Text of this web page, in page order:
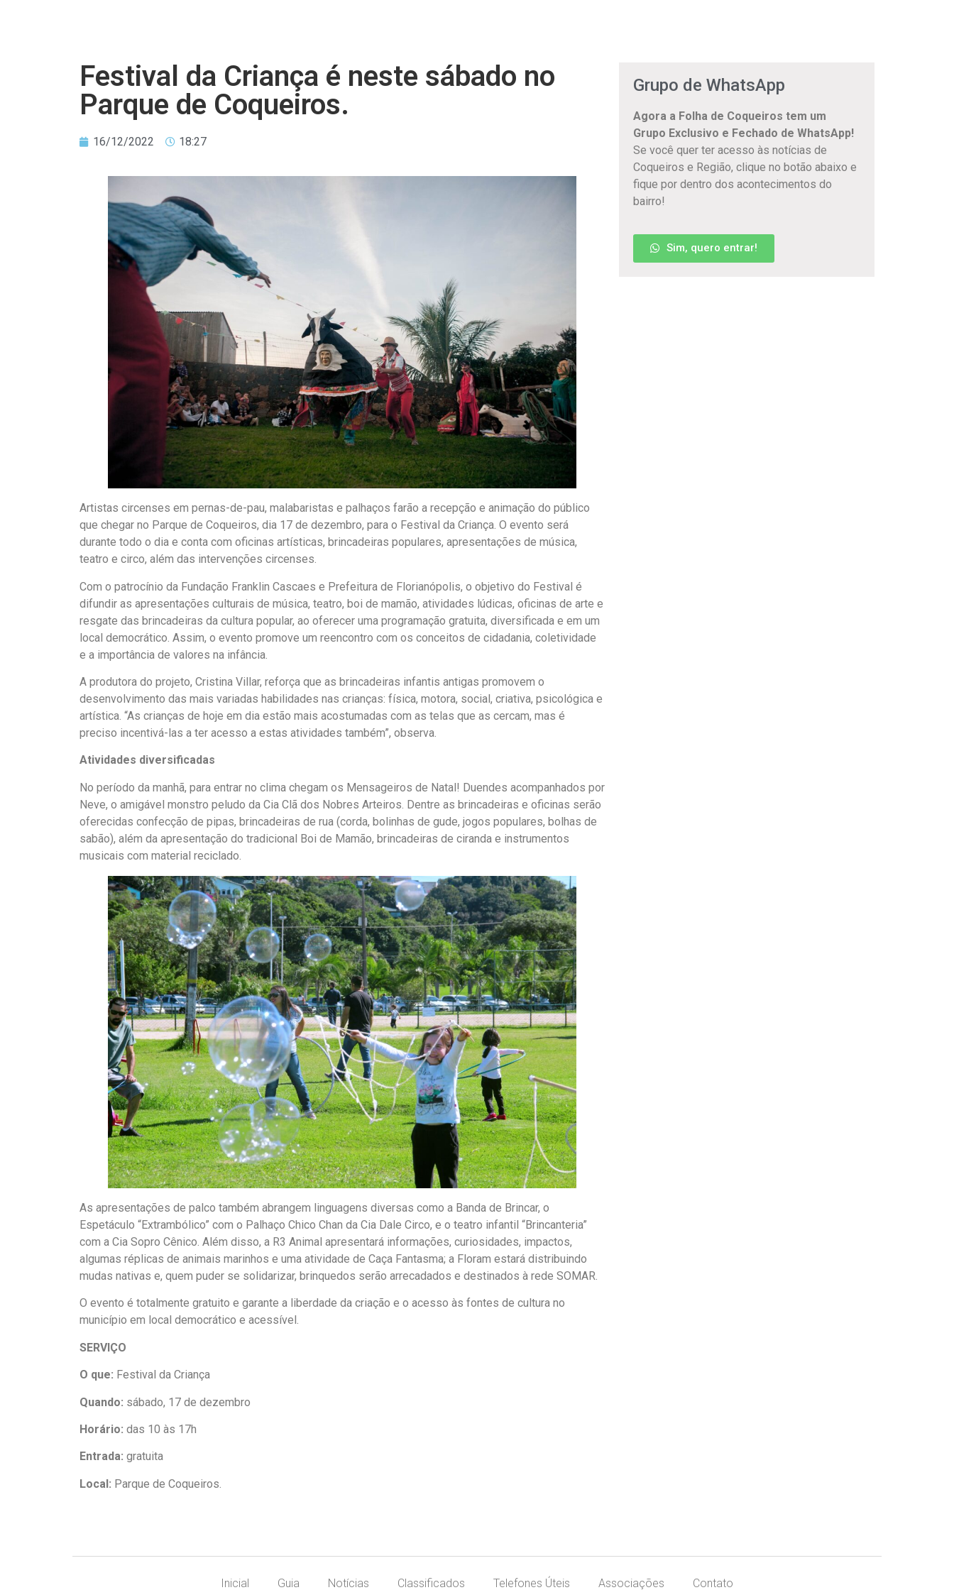
Festival da Criança é neste sábado no
Parque de Coqueiros.
16/12/2022 18:27
Artistas circenses em pernas-de-pau, malabaristas e palhaços farão a recepção e animação do público
que chegar no Parque de Coqueiros, dia 17 de dezembro, para o Festival da Criança. O evento será
durante todo o dia e conta com oficinas artísticas, brincadeiras populares, apresentações de música,
teatro e circo, além das intervenções circenses.
Com o patrocínio da Fundação Franklin Cascaes e Prefeitura de Florianópolis, o objetivo do Festival é
difundir as apresentações culturais de música, teatro, boi de mamão, atividades lúdicas, oficinas de arte e
resgate das brincadeiras da cultura popular, ao oferecer uma programação gratuita, diversificada e em um
local democrático. Assim, o evento promove um reencontro com os conceitos de cidadania, coletividade
e a importância de valores na infância.
A produtora do projeto, Cristina Villar, reforça que as brincadeiras infantis antigas promovem o
desenvolvimento das mais variadas habilidades nas crianças: física, motora, social, criativa, psicológica e
artística. “As crianças de hoje em dia estão mais acostumadas com as telas que as cercam, mas é
preciso incentivá-las a ter acesso a estas atividades também”, observa.
Atividades diversificadas
No período da manhã, para entrar no clima chegam os Mensageiros de Natal! Duendes acompanhados por
Neve, o amigável monstro peludo da Cia Clã dos Nobres Arteiros. Dentre as brincadeiras e oficinas serão
oferecidas confecção de pipas, brincadeiras de rua (corda, bolinhas de gude, jogos populares, bolhas de
sabão), além da apresentação do tradicional Boi de Mamão, brincadeiras de ciranda e instrumentos
musicais com material reciclado.
As apresentações de palco também abrangem linguagens diversas como a Banda de Brincar, o
Espetáculo “Extrambólico” com o Palhaço Chico Chan da Cia Dale Circo, e o teatro infantil “Brincanteria”
com a Cia Sopro Cênico. Além disso, a R3 Animal apresentará informações, curiosidades, impactos,
algumas réplicas de animais marinhos e uma atividade de Caça Fantasma; a Floram estará distribuindo
mudas nativas e, quem puder se solidarizar, brinquedos serão arrecadados e destinados à rede SOMAR.
O evento é totalmente gratuito e garante a liberdade da criação e o acesso às fontes de cultura no
município em local democrático e acessível.
SERVIÇO
O que: Festival da Criança
Quando: sábado, 17 de dezembro
Horário: das 10 às 17h
Entrada: gratuita
Local: Parque de Coqueiros.
Grupo de WhatsApp
Agora a Folha de Coqueiros tem um
Grupo Exclusivo e Fechado de WhatsApp!
Se você quer ter acesso às notícias de
Coqueiros e Região, clique no botão abaixo e
fique por dentro dos acontecimentos do
bairro!
Sim, quero entrar!
Inicial Guia Notícias Classificados Telefones Úteis Associações Contato